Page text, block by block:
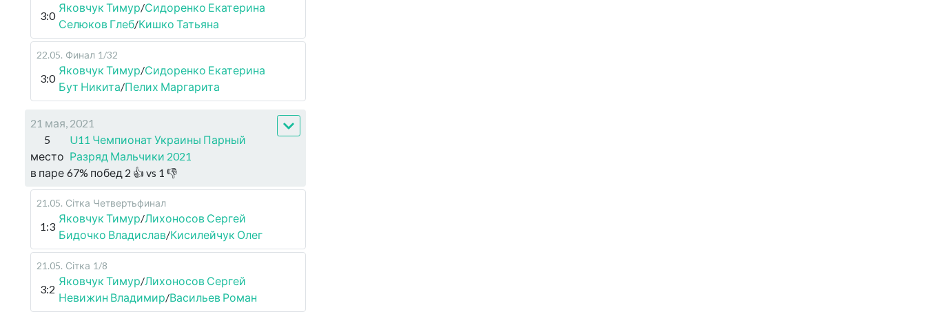
3:0
Яковчук Тимур/Сидоренко Екатерина
Селюков Глеб/Кишко Татьяна
22.05. Финал 1/32
3:0
Яковчук Тимур/Сидоренко Екатерина
Бут Никита/Пелих Маргарита
21 мая, 2021
5
место
U11 Чемпионат Украины Парный
Разряд Мальчики 2021
в паре 67% побед 2 👍 vs 1 👎
21.05. Сітка Четвертьфинал
1:3
Яковчук Тимур/Лихоносов Сергей
Бидочко Владислав/Кисилейчук Олег
21.05. Сітка 1/8
3:2
Яковчук Тимур/Лихоносов Сергей
Невижин Владимир/Васильев Роман